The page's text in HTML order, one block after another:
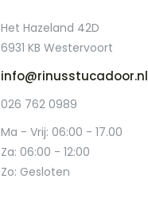
Het Hazeland 42D
6931 KB Westervoort
info@rinusstucadoor.nl
026 762 0989
Ma - Vrij: 06:00 - 17.00
Za: 06:00 - 12:00
Zo: Gesloten